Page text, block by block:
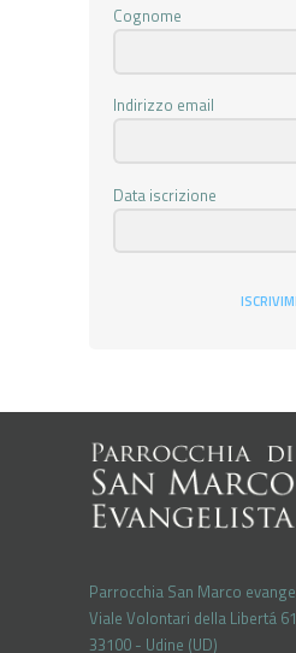
Cognome
Indirizzo email
Data iscrizione
ISCRIVIMI
Parrocchia San Marco
Viale Volontari della Libertá 61
33100 - Udine (UD)